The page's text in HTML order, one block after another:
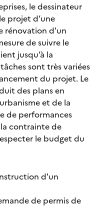
le dessinateur
projet d’une
rénovation d'un
de suivre le
jusqu’à la
sont très variées
du projet. Le
des plans en
et de la
de performances
contrainte de
le budget du
d'un
de permis de